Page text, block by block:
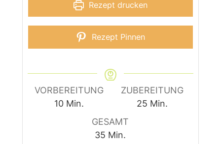
Rezept drucken
Rezept Pinnen
VORBEREITUNG
10Minuten
Min.
ZUBEREITUNG
25Minuten
Min.
GESAMT
35 Minuten
Min.